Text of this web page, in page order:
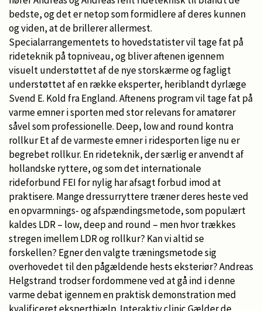
bedste, og det er netop som formidlere af deres kunnen
og viden, at de brillerer allermest.
Specialarrangementets to hovedstatister vil tage fat på
rideteknik på topniveau, og bliver aftenen igennem
visuelt understøttet af de nye storskærme og fagligt
understøttet af en række eksperter, heriblandt dyrlæge
Svend E. Kold fra England. Aftenens program vil tage fat på
varme emner i sporten med stor relevans for amatører
såvel som professionelle. Deep, low and round kontra
rollkur Et af de varmeste emner i ridesporten lige nu er
begrebet rollkur. En rideteknik, der særlig er anvendt af
hollandske ryttere, og som det internationale
rideforbund FEI for nylig har afsagt forbud imod at
praktisere. Mange dressurryttere træner deres heste ved
en opvarmnings- og afspændingsmetode, som populært
kaldes LDR – low, deep and round – men hvor trækkes
stregen imellem LDR og rollkur? Kan vi altid se
forskellen? Egner den valgte træningsmetode sig
overhovedet til den pågældende hests eksteriør? Andreas
Helgstrand trodser fordommene ved at gå ind i denne
varme debat igennem en praktisk demonstration med
kvalificeret eksperthjælp. Interaktiv clinic Gælder de